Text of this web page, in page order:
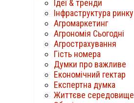
Ідеї & тренди
Інфраструктура ринку
Агромаркетинг
Агрономія Сьогодні
Агрострахування
Гість номера
Думки про важливе
Економічний гектар
Експертна думка
Життєве середовище